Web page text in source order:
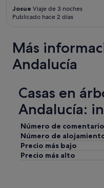
Josue Viaje de 3 noches
Publicado hace 2 días
Más
Andalucía
Casas en
Andalucía:
Número de
Número de
Precio más bajo
Precio más alto